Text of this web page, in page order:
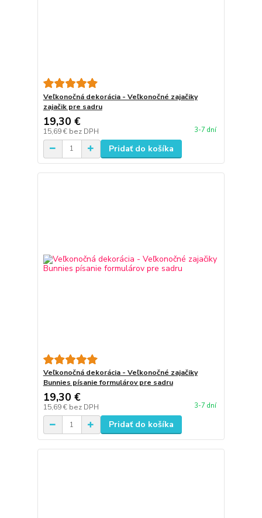
Veľkonočná dekorácia - Veľkonočné zajačiky
zajačik pre sadru
19,30 €
15,69 € bez DPH 3-7 dní
Pridať do košíka
Veľkonočná dekorácia - Veľkonočné zajačiky
Bunnies písanie formulárov pre sadru
19,30 €
15,69 € bez DPH 3-7 dní
Pridať do košíka